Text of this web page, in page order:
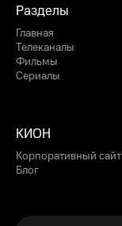
Разделы
Главная
Телеканалы
Фильмы
Сериалы
КИОН
Корпоративный сайт
Блог